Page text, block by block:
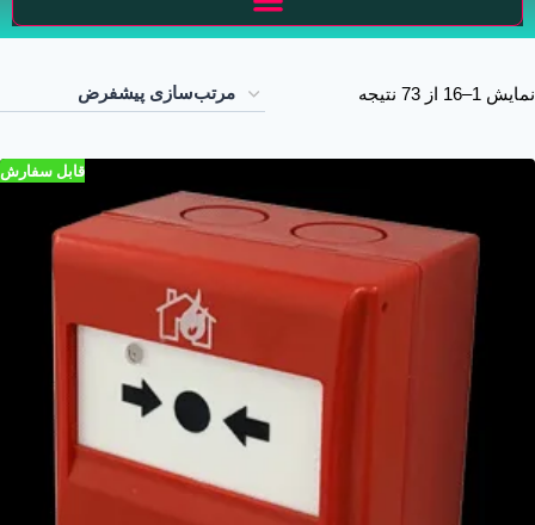
نمایش 1–16 از 73 نتیجه
قابل سفارش